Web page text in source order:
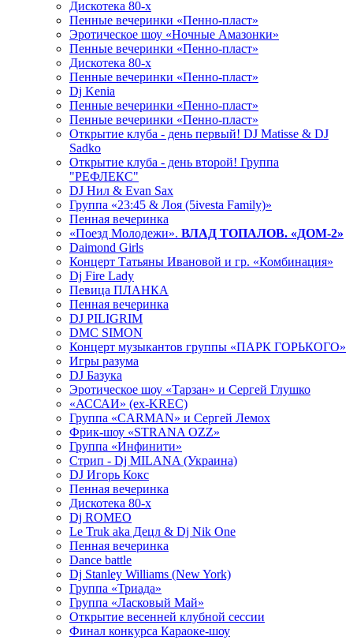
Дискотека 80-х
Пенные вечеринки «Пенно-пласт»
Эротическое шоу «Ночные Амазонки»
Пенные вечеринки «Пенно-пласт»
Дискотека 80-х
Пенные вечеринки «Пенно-пласт»
Dj Kenia
Пенные вечеринки «Пенно-пласт»
Пенные вечеринки «Пенно-пласт»
Открытие клуба - день первый! DJ Matisse & DJ
Sadko
Открытие клуба - день второй! Группа
"РЕФЛЕКС"
DJ Нил & Evan Sax
Группа «23:45 & Лоя (5ivesta Family)»
Пенная вечеринка
«Поезд Молодежи». ВЛАД ТОПАЛОВ. «ДОМ-2»
Daimond Girls
Концерт Татьяны Ивановой и гр. «Комбинация»
Dj Fire Lady
Певица ПЛАНКА
Пенная вечеринка
DJ PILIGRIM
DMC SIMON
Концерт музыкантов группы «ПАРК ГОРЬКОГО»
Игры разума
DJ Базука
Эротическое шоу «Тарзан» и Сергей Глушко
«АССАИ» (ex-KREC)
Группа «CARMAN» и Сергей Лемох
Фрик-шоу «STRANA OZZ»
Группа «Инфинити»
Стрип - Dj MILANA (Украина)
DJ Игорь Кокс
Пенная вечеринка
Дискотека 80-х
Dj ROMEO
Le Truk aka Децл & Dj Nik One
Пенная вечеринка
Dance battle
Dj Stanley Williams (New York)
Группа «Триада»
Группа «Ласковый Май»
Открытие весенней клубной сессии
Финал конкурса Караоке-шоу